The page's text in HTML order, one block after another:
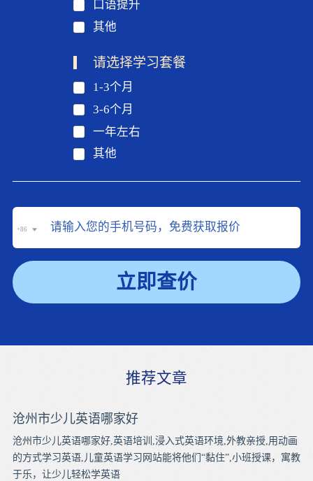
口语提升
其他
请选择学习套餐
1-3个月
3-6个月
一年左右
其他
+86
立即查价
推荐文章
沧州市少儿英语哪家好
沧州市少儿英语哪家好,英语培训,浸入式英语环境,外教亲授,用动画
的方式学习英语,儿童英语学习网站能将他们“黏住”,小班授课，寓教
于乐，让少儿轻松学英语